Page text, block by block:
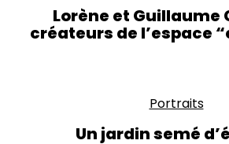
Lorène et Guillaume
créateurs de l’espace
Portraits
Un jardin semé